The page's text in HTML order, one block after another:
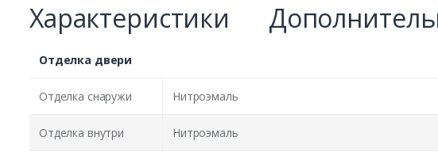
Характеристики
Отделка двери
Отделка снаружи Нитроэмаль
Отделка внутри Нитроэмаль